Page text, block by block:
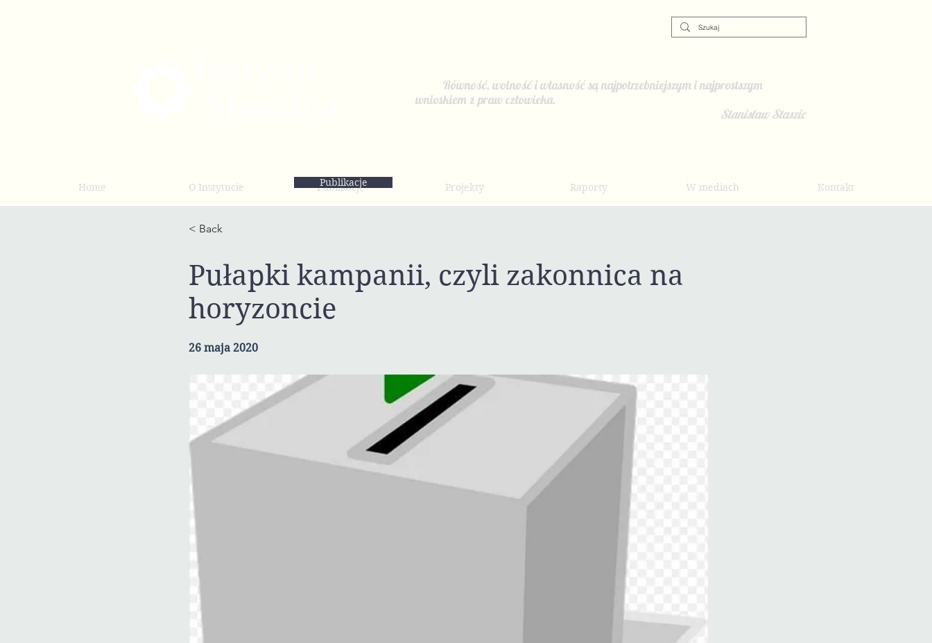
Równość, wolność i własność są najpotrzebniejszym i najprostszym
wnioskiem z praw człowieka.
Stanisław Staszic
Home O Instytucie Publikacje Projekty Raporty W mediach Kontakt
Publikacje
< Back
Pułapki kampanii, czyli zakonnica na
horyzoncie
26 maja 2020